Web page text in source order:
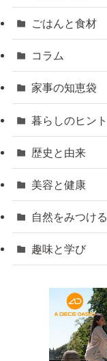
ごはんと食材
コラム
家事の知恵袋
暮らしのヒント
歴史と由来
美容と健康
自然をみつける
趣味と学び